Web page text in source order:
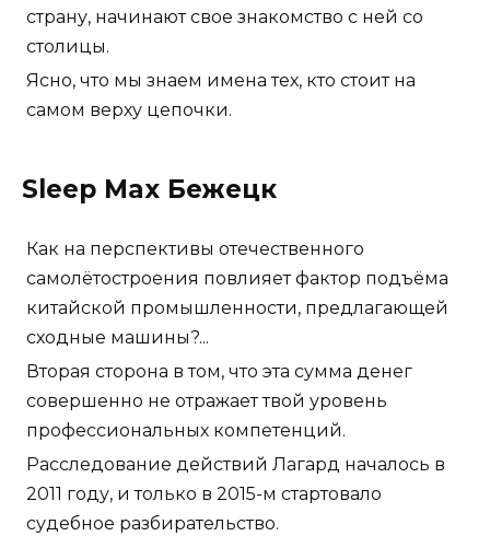
страну, начинают свое знакомство с ней со
столицы.
Ясно, что мы знаем имена тех, кто стоит на
самом верху цепочки.
Sleep Max Бежецк
Как на перспективы отечественного
самолётостроения повлияет фактор подъёма
китайской промышленности, предлагающей
сходные машины?...
Вторая сторона в том, что эта сумма денег
совершенно не отражает твой уровень
профессиональных компетенций.
Расследование действий Лагард началось в
2011 году, и только в 2015-м стартовало
судебное разбирательство.